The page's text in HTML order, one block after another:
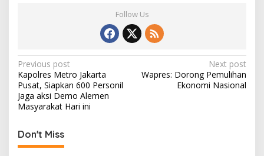
Follow Us
P
o
s
t
n
a
Previous post
Kapolres Metro Jakarta
Pusat, Siapkan 600 Personil
Jaga aksi Demo Alemen
Masyarakat Hari ini
Next post
Wapres: Dorong Pemulihan
Ekonomi Nasional
Don't Miss